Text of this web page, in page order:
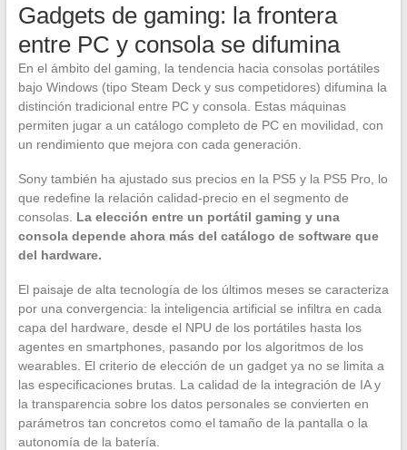
Gadgets de gaming: la frontera
entre PC y consola se difumina
En el ámbito del gaming, la tendencia hacia consolas portátiles
bajo Windows (tipo Steam Deck y sus competidores) difumina la
distinción tradicional entre PC y consola. Estas máquinas
permiten jugar a un catálogo completo de PC en movilidad, con
un rendimiento que mejora con cada generación.
Sony también ha ajustado sus precios en la PS5 y la PS5 Pro, lo
que redefine la relación calidad-precio en el segmento de
consolas. La elección entre un portátil gaming y una
consola depende ahora más del catálogo de software que
del hardware.
El paisaje de alta tecnología de los últimos meses se caracteriza
por una convergencia: la inteligencia artificial se infiltra en cada
capa del hardware, desde el NPU de los portátiles hasta los
agentes en smartphones, pasando por los algoritmos de los
wearables. El criterio de elección de un gadget ya no se limita a
las especificaciones brutas. La calidad de la integración de IA y
la transparencia sobre los datos personales se convierten en
parámetros tan concretos como el tamaño de la pantalla o la
autonomía de la batería.